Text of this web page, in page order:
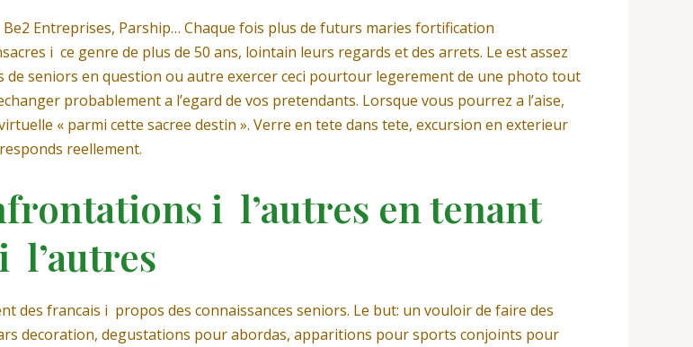
Entreprises, Parship… Chaque fois plus de futurs maries fortification
i ce genre de plus de 50 ans, lointain leurs regards et des arrets. Le est assez
seniors en question ou autre exercer ceci pourtour legerement de une photo tout
probablement a l’egard de vos pretendants. Lorsque vous pourrez a l’aise,
« parmi cette sacree destin ». Verre en tete dans tete, excursion en exterieur
reellement.
i l’autres en tenant
l’autres
des francais i propos des connaissances seniors. Le but: un vouloir de faire des
decoration, degustations pour abordas, apparitions pour sports conjoints pour